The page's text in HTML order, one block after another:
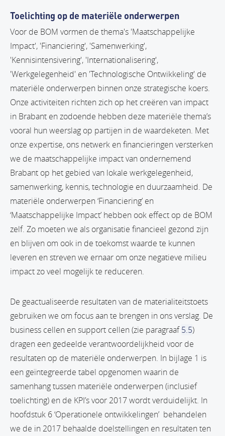
Toelichting op de materiële onderwerpen
Voor de BOM vormen de thema's 'Maatschappelijke
Impact', 'Financiering', 'Samenwerking',
'Kennisintensivering', 'Internationalisering',
'Werkgelegenheid' en 'Technologische Ontwikkeling' de
materiële onderwerpen binnen onze strategische koers.
Onze activiteiten richten zich op het creëren van impact
in Brabant en zodoende hebben deze materiële thema’s
vooral hun weerslag op partijen in de waardeketen. Met
onze expertise, ons netwerk en financieringen versterken
we de maatschappelijke impact van ondernemend
Brabant op het gebied van lokale werkgelegenheid,
samenwerking, kennis, technologie en duurzaamheid. De
materiële onderwerpen ‘Financiering’ en
‘Maatschappelijke Impact’ hebben ook effect op de BOM
zelf. Zo moeten we als organisatie financieel gezond zijn
en blijven om ook in de toekomst waarde te kunnen
leveren en streven we ernaar om onze negatieve milieu
impact zo veel mogelijk te reduceren.
De geactualiseerde resultaten van de materialiteitstoets
gebruiken we om focus aan te brengen in ons verslag. De
business cellen en support cellen (zie paragraaf5.5)
dragen een gedeelde verantwoordelijkheid voor de
resultaten op de materiële onderwerpen. In bijlage 1 is
een geïntegreerde tabel opgenomen waarin de
samenhang tussen materiële onderwerpen (inclusief
toelichting) en de KPI’s voor 2017 wordt verduidelijkt. In
hoofdstuk 6 ‘Operationele ontwikkelingen’ behandelen
we de in 2017 behaalde doelstellingen en resultaten ten